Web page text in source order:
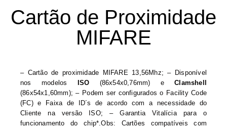
Cartão de Proximidade
MIFARE
– Cartão de proximidade MIFARE 13,56Mhz; – Disponível
nos modelos
ISO (86x54x0,76mm) eClamshell
(86x54x1,60mm); – Podem ser configurados o Facility Code
(FC) e Faixa de ID´s de acordo com a necessidade do
Cliente na versão ISO; – Garantia Vitalícia para o
funcionamento do chip*.Obs: Cartões compatíveis com